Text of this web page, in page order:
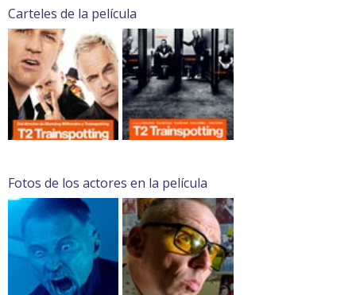
Carteles de la película
Fotos de los actores en la película